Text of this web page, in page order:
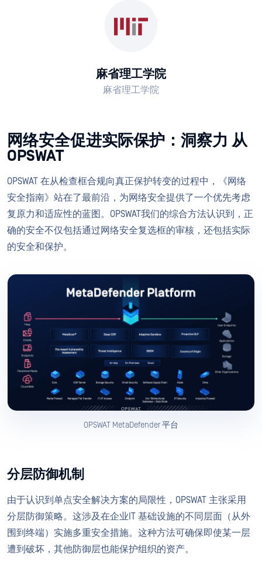
麻省理工学院
麻省理工学院
网络安全促进实际保护：洞察力 从
OPSWAT
OPSWAT 在从检查框合规向真正保护转变的过程中，《网络
安全指南》站在了最前沿，为网络安全提供了一个优先考虑
复原力和适应性的蓝图。OPSWAT我们的综合方法认识到，正
确的安全不仅包括通过网络安全复选框的审核，还包括实际
的安全和保护。
OPSWAT MetaDefender 平台
分层防御机制
由于认识到单点安全解决方案的局限性，OPSWAT 主张采用
分层防御策略。这涉及在企业IT 基础设施的不同层面（从外
围到终端）实施多重安全措施。这种方法可确保即使某一层
遭到破坏，其他防御层也能保护组织的资产。